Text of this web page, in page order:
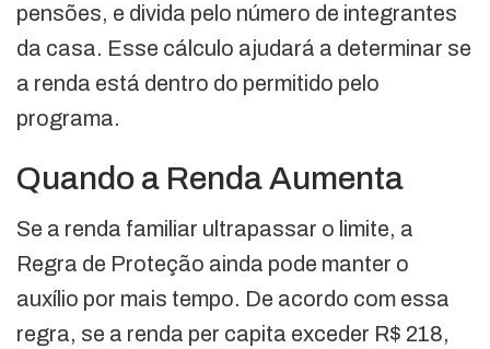
pensões, e divida pelo número de integrantes
da casa. Esse cálculo ajudará a determinar se
a renda está dentro do permitido pelo
programa.
Quando a Renda Aumenta
Se a renda familiar ultrapassar o limite, a
Regra de Proteção ainda pode manter o
auxílio por mais tempo. De acordo com essa
regra, se a renda per capita exceder R$ 218,